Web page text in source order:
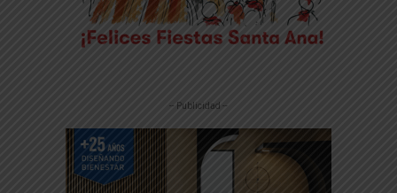
-- Publicidad --